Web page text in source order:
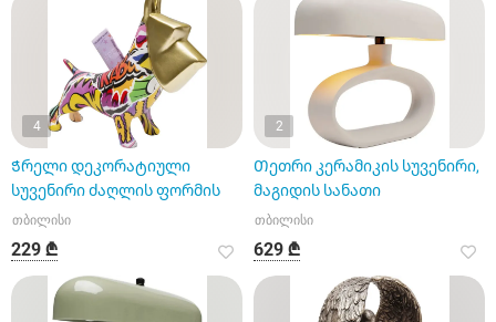
4
Ჭრელი დეკორატიული
სუვენირი ძაღლის ფორმის
თბილისი
229 ₾
2
Თეთრი კერამიკის სუვენირი,
მაგიდის სანათი
თბილისი
629 ₾